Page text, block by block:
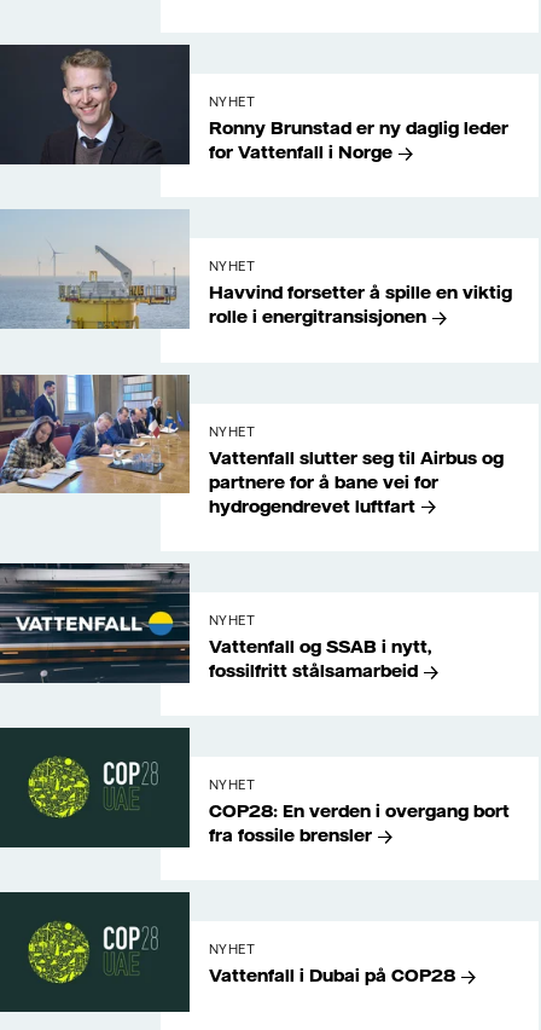
NYHET
Ronny Brunstad er ny daglig leder
for Vattenfall i Norge
NYHET
Havvind forsetter å spille en viktig
rolle i energitransisjonen
NYHET
Vattenfall slutter seg til Airbus og
partnere for å bane vei for
hydrogendrevet luftfart
NYHET
Vattenfall og SSAB i nytt,
fossilfritt stålsamarbeid
NYHET
COP28: En verden i overgang bort
fra fossile brensler
NYHET
Vattenfall i Dubai på COP28